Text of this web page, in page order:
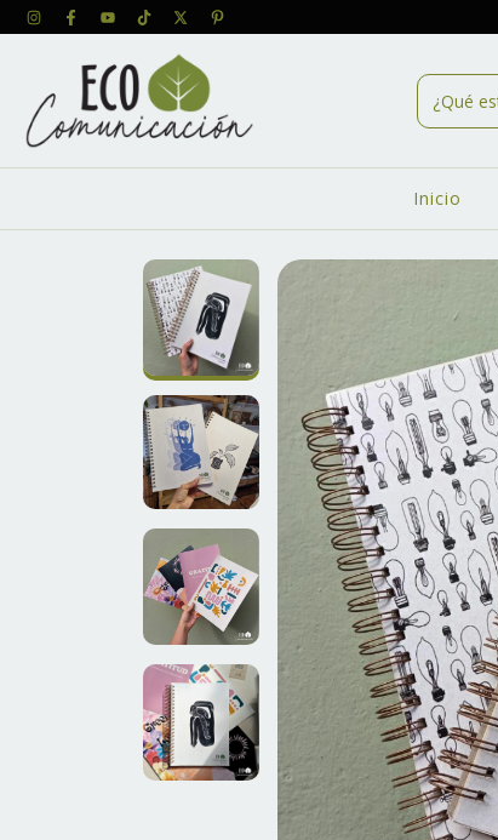
Inicio